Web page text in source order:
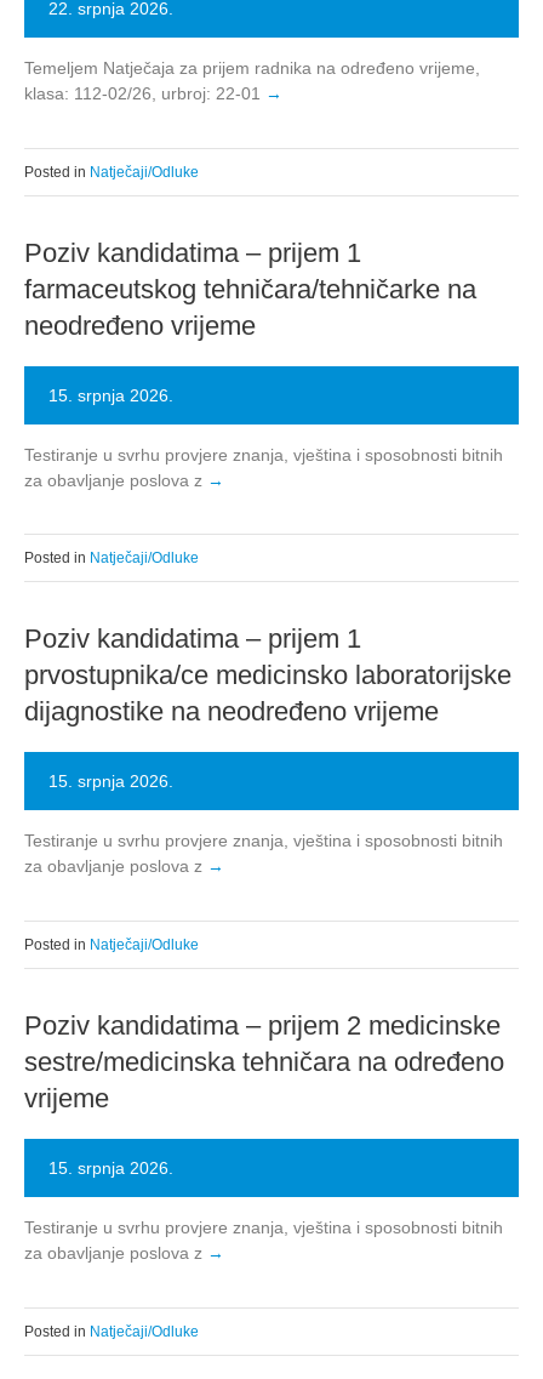
22. srpnja 2026.
Temeljem Natječaja za prijem radnika na određeno vrijeme,
klasa: 112-02/26, urbroj: 22-01
Posted in Natječaji/Odluke
Poziv kandidatima – prijem 1
farmaceutskog tehničara/tehničarke na
neodređeno vrijeme
15. srpnja 2026.
Testiranje u svrhu provjere znanja, vještina i sposobnosti bitnih
za obavljanje poslova z
Posted in Natječaji/Odluke
Poziv kandidatima – prijem 1
prvostupnika/ce medicinsko laboratorijske
dijagnostike na neodređeno vrijeme
15. srpnja 2026.
Testiranje u svrhu provjere znanja, vještina i sposobnosti bitnih
za obavljanje poslova z
Posted in Natječaji/Odluke
Poziv kandidatima – prijem 2 medicinske
sestre/medicinska tehničara na određeno
vrijeme
15. srpnja 2026.
Testiranje u svrhu provjere znanja, vještina i sposobnosti bitnih
za obavljanje poslova z
Posted in Natječaji/Odluke